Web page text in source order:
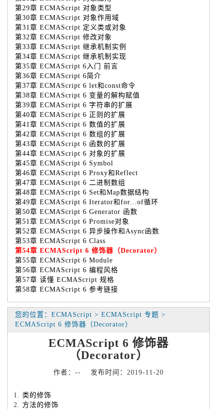
第29章 ECMAScript 对象类型
第30章 ECMAScript 对象作用域
第31章 ECMAScript 定义类或对象
第32章 ECMAScript 修改对象
第33章 ECMAScript 继承机制实例
第34章 ECMAScript 继承机制实现
第35章 ECMAScript 6入门 前言
第36章 ECMAScript 6简介
第37章 ECMAScript 6 let和const命令
第38章 ECMAScript 6 变量的解构赋值
第39章 ECMAScript 6 字符串的扩展
第40章 ECMAScript 6 正则的扩展
第41章 ECMAScript 6 数值的扩展
第42章 ECMAScript 6 数组的扩展
第43章 ECMAScript 6 函数的扩展
第44章 ECMAScript 6 对象的扩展
第45章 ECMAScript 6 Symbol
第46章 ECMAScript 6 Proxy和Reflect
第47章 ECMAScript 6 二进制数组
第48章 ECMAScript 6 Set和Map数据结构
第49章 ECMAScript 6 Iterator和for...of循环
第50章 ECMAScript 6 Generator 函数
第51章 ECMAScript 6 Promise对象
第52章 ECMAScript 6 异步操作和Async函数
第53章 ECMAScript 6 Class
第54章 ECMAScript 6 修饰器（Decorator）
第55章 ECMAScript 6 Module
第56章 ECMAScript 6 编程风格
第57章 读懂 ECMAScript 规格
第58章 ECMAScript 6 参考链接
您的位置：ECMAScript > ECMAScript 专题 >
ECMAScript 6 修饰器（Decorator）
ECMAScript 6 修饰器
（Decorator）
作者：-- 发布时间：2019-11-20
类的修饰
方法的修饰